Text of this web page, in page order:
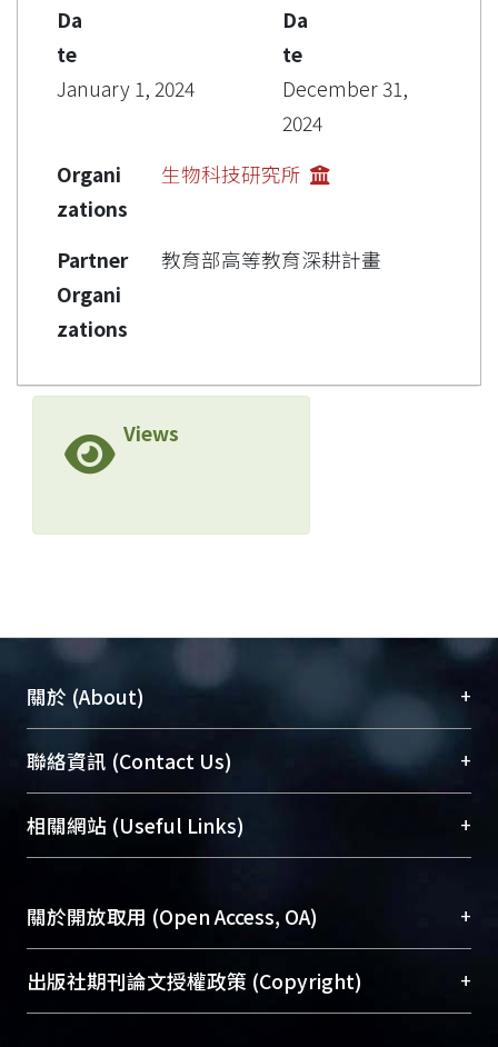
Da
te
January 1, 2024
Da
te
December 31,
2024
Organi
zations
生物科技研究所
Partner
Organi
zations
教育部高等教育深耕計畫
Views
關於 (About) +
臺大位居世界頂尖大學之列，為永久珍藏及向國際
展現本校豐碩的研究成果及學術能量，圖書館整合
機構典藏（NTUR）與學術庫（AH）不同功能平
台，成為臺大學術典藏NTU scholars。期能整合研
成果。
To permanently archive and promote researcher
profiles and scholarly works, Library integrates the
services of “NTU Repository” with “Academic
聯絡資訊 (Contact Us) +
總館學科館員(Main Library)
醫學圖書館學科館員(Medical Library)
Sciences Library)
相關網站 (Useful Links) +
關於開放取用 (Open Access, OA) +
開放取用是從使用者角度提升資訊取用性的社會運
動，應用在學術研究上是透過將研究著作公開供使
出版社期刊論文授權政策 (Copyright) +